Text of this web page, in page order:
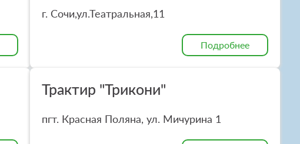
г. Сочи,ул.Театральная,11
Подробнее
Трактир "Трикони"
пгт. Красная Поляна, ул. Мичурина 1